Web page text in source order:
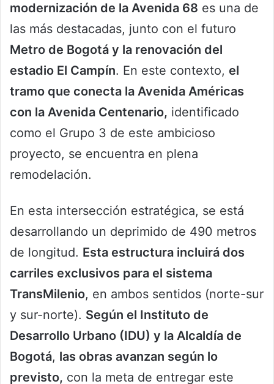
modernización de la Avenida 68 es una de
las más destacadas, junto con el futuro
Metro de Bogotá y la renovación del
estadio El Campín. En este contexto, el
tramo que conecta la Avenida Américas
con la Avenida Centenario, identificado
como el Grupo 3 de este ambicioso
proyecto, se encuentra en plena
remodelación.
En esta intersección estratégica, se está
desarrollando un deprimido de 490 metros
de longitud. Esta estructura incluirá dos
carriles exclusivos para el sistema
TransMilenio, en ambos sentidos (norte-sur
y sur-norte). Según el Instituto de
Desarrollo Urbano (IDU) y la Alcaldía de
Bogotá, las obras avanzan según lo
previsto, con la meta de entregar este